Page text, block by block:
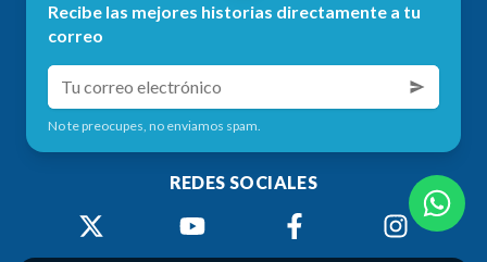
Recibe las mejores historias directamente a tu
correo
No te preocupes, no enviamos spam.
REDES SOCIALES